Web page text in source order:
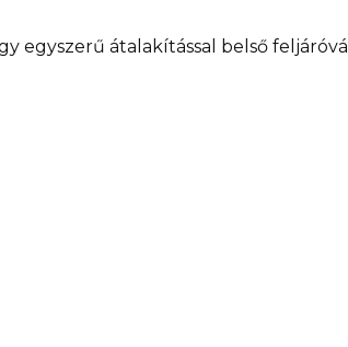
egyszerű átalakítással belső feljáróvá